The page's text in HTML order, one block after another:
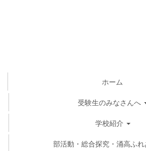
ホーム
受験生のみなさんへ
学校紹介
部活動・総合探究・涌高ふ